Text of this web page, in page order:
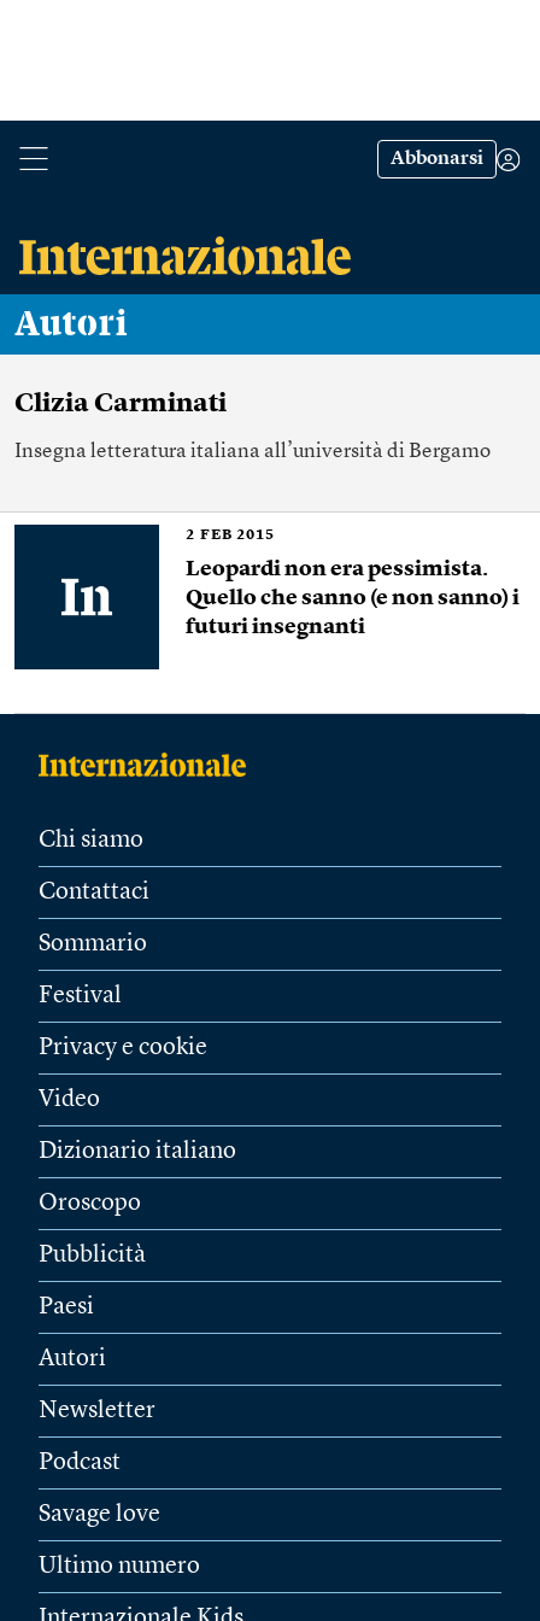
Abbonarsi
Autori
Clizia Carminati
Insegna letteratura italiana all’università di Bergamo
2 FEB 2015
Leopardi non era pessimista.
Quello che sanno (e non sanno) i
futuri insegnanti
Chi siamo
Contattaci
Sommario
Festival
Privacy e cookie
Video
Dizionario italiano
Oroscopo
Pubblicità
Paesi
Autori
Newsletter
Podcast
Savage love
Ultimo numero